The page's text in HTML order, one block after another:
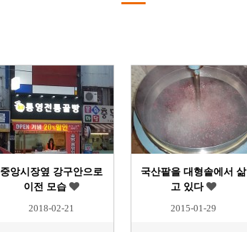
중앙시장옆 강구안으로
이전 모습
2018-02-21
국산팥을 대형솥에서 삶
고 있다
2015-01-29